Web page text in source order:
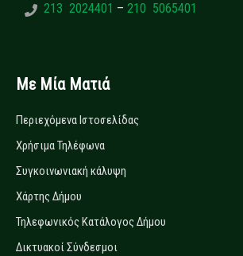
213 2024401 – 210 5065401
Με Μία Ματιά
Περιεχόμενα Ιστοσελίδας
Χρήσιμα Τηλέφωνα
Συγκοινωνιακή κάλυψη
Χάρτης Δήμου
Τηλεφωνικός Κατάλογος Δήμου
Δικτυακοί Σύνδεσμοι